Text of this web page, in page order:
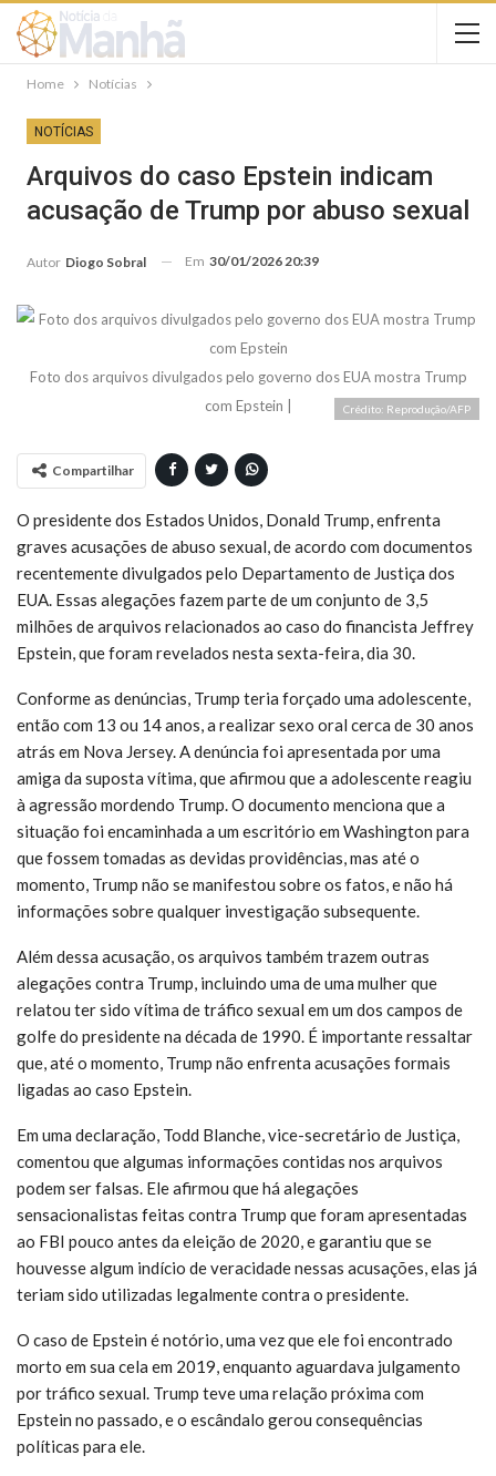
Home Notícias
NOTÍCIAS
Arquivos do caso Epstein indicam
acusação de Trump por abuso sexual
Autor Diogo Sobral Em 30/01/2026 20:39
Foto dos arquivos divulgados pelo governo dos EUA mostra Trump
com Epstein
Crédito: Reprodução/AFP
Compartilhar
O presidente dos Estados Unidos, Donald Trump, enfrenta
graves acusações de abuso sexual, de acordo com documentos
recentemente divulgados pelo Departamento de Justiça dos
EUA. Essas alegações fazem parte de um conjunto de 3,5
milhões de arquivos relacionados ao caso do financista Jeffrey
Epstein, que foram revelados nesta sexta-feira, dia 30.
Conforme as denúncias, Trump teria forçado uma adolescente,
então com 13 ou 14 anos, a realizar sexo oral cerca de 30 anos
atrás em Nova Jersey. A denúncia foi apresentada por uma
amiga da suposta vítima, que afirmou que a adolescente reagiu
à agressão mordendo Trump. O documento menciona que a
situação foi encaminhada a um escritório em Washington para
que fossem tomadas as devidas providências, mas até o
momento, Trump não se manifestou sobre os fatos, e não há
informações sobre qualquer investigação subsequente.
Além dessa acusação, os arquivos também trazem outras
alegações contra Trump, incluindo uma de uma mulher que
relatou ter sido vítima de tráfico sexual em um dos campos de
golfe do presidente na década de 1990. É importante ressaltar
que, até o momento, Trump não enfrenta acusações formais
ligadas ao caso Epstein.
Em uma declaração, Todd Blanche, vice-secretário de Justiça,
comentou que algumas informações contidas nos arquivos
podem ser falsas. Ele afirmou que há alegações
sensacionalistas feitas contra Trump que foram apresentadas
ao FBI pouco antes da eleição de 2020, e garantiu que se
houvesse algum indício de veracidade nessas acusações, elas já
teriam sido utilizadas legalmente contra o presidente.
O caso de Epstein é notório, uma vez que ele foi encontrado
morto em sua cela em 2019, enquanto aguardava julgamento
por tráfico sexual. Trump teve uma relação próxima com
Epstein no passado, e o escândalo gerou consequências
políticas para ele.